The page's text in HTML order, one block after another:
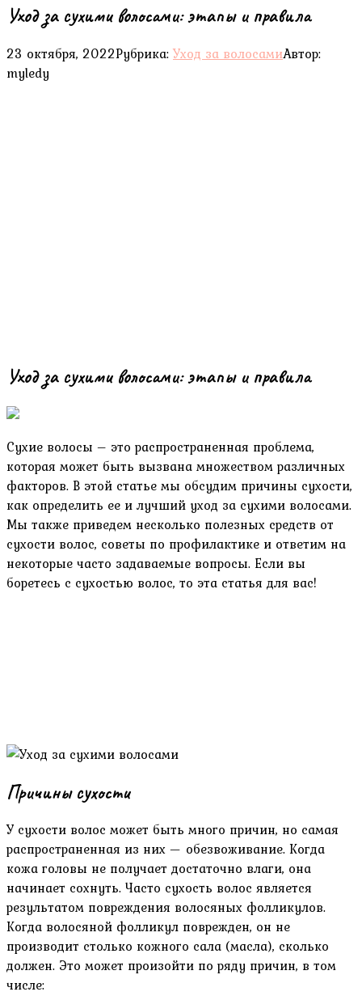
Уход за сухими волосами: этапы и правила
23 октября, 2022Рубрика: Уход за волосамиАвтор:
myledy
Уход за сухими волосами: этапы и правила
Сухие волосы – это распространенная проблема,
которая может быть вызвана множеством различных
факторов. В этой статье мы обсудим причины сухости,
как определить ее и лучший уход за сухими волосами.
Мы также приведем несколько полезных средств от
сухости волос, советы по профилактике и ответим на
некоторые часто задаваемые вопросы. Если вы
боретесь с сухостью волос, то эта статья для вас!
Причины сухости
У сухости волос может быть много причин, но самая
распространенная из них — обезвоживание. Когда
кожа головы не получает достаточно влаги, она
начинает сохнуть. Часто сухость волос является
результатом повреждения волосяных фолликулов.
Когда волосяной фолликул поврежден, он не
производит столько кожного сала (масла), сколько
должен. Это может произойти по ряду причин, в том
числе: